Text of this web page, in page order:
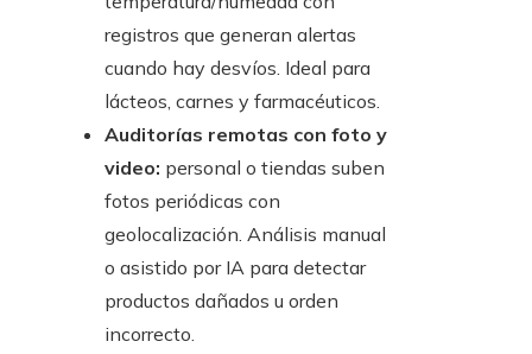
registros que generan alertas
cuando hay desvíos. Ideal para
lácteos, carnes y farmacéuticos.
Auditorías remotas con foto y
video: personal o tiendas suben
fotos periódicas con
geolocalización. Análisis manual
o asistido por IA para detectar
productos dañados u orden
incorrecto.